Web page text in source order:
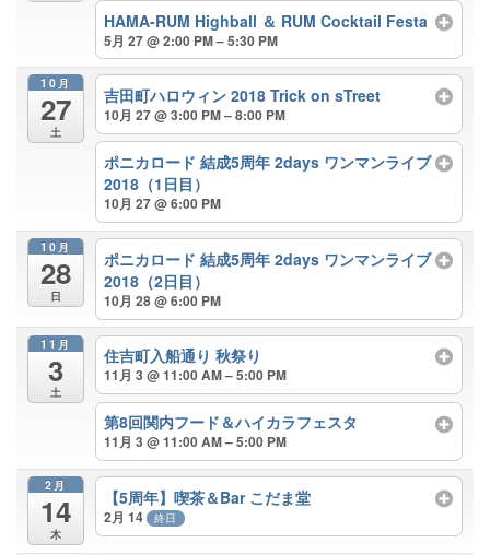
HAMA-RUM Highball ＆ RUM Cocktail Festa
5月 27 @ 2:00 PM – 5:30 PM
10月
27
土
吉田町ハロウィン 2018 Trick on sTreet
10月 27 @ 3:00 PM – 8:00 PM
ポニカロード 結成5周年 2days ワンマンライブ
2018（1日目）
10月 27 @ 6:00 PM
10月
28
日
ポニカロード 結成5周年 2days ワンマンライブ
2018（2日目）
10月 28 @ 6:00 PM
11月
3
土
住吉町入船通り 秋祭り
11月 3 @ 11:00 AM – 5:00 PM
第8回関内フード＆ハイカラフェスタ
11月 3 @ 11:00 AM – 5:00 PM
2月
14
木
【5周年】喫茶＆Bar こだま堂
2月 14 終日